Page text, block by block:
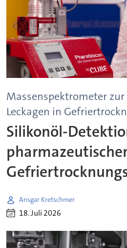
Massenspektrometer
Leckagen in
Silikonöl-
Ansgar Kretschmer
18. Juli 2026